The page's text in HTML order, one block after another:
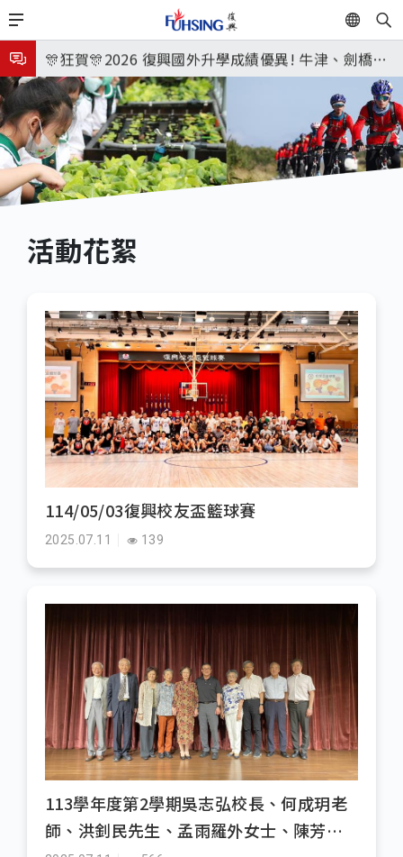
移
至
主
內
容
EN
🎉🎉🎉狂賀! 12望蘇同學榮錄MIT麻省理工學院，本校
連續兩年錄取世界第一學府！
🎊狂賀🎊2026 復興國外升學成績優異! 牛津、劍橋首
次雙星閃耀✨
115年校本部大學榜單再創佳績🎉，32％達醫學系錄
取標準、62%達台大錄取標準。各組合4科60級分9人
🎊
8月3日 分科成績公布
臺北市2026城鎮韌性(防空)演習訂於8月13日(四) 14
時30分至15時實施，全市人、車及各場所均須配合管
制與避難演練，以免受罰。
8月31日 開學日
🎉🎉🎉狂賀! 12望蘇同學榮錄MIT麻省理工學院，本校
活動花絮
114/05/03復興校友盃籃球賽
2025.07.11 139
113學年度第2學期吳志弘校長、何成玥老
師、洪釗民先生、孟雨羅外女士、陳芳珠